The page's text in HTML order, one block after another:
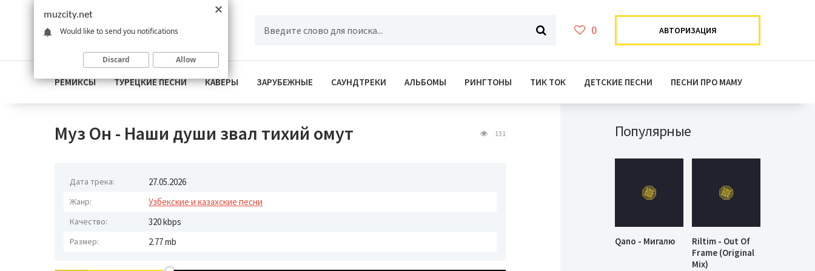
0 АВТОРИЗАЦИЯ
РЕМИКСЫ ТУРЕЦКИЕ ПЕСНИ КАВЕРЫ ЗАРУБЕЖНЫЕ САУНДТРЕКИ АЛЬБОМЫ РИНГТОНЫ ТИК ТОК ДЕТСКИЕ ПЕСНИ ПЕСНИ ПРО МАМУ
Муз Он - Наши души звал тихий омут 131
Дата трека: 27.05.2026
Жанр: Узбекские и казахские песни
Качество: 320 kbps
Размер: 2.77 mb
Популярные
Qano - Мигалю
Riltim - Out Of
Frame (Original
Mix)
muzcity.net
Would like to send you notifications
Discard Allow